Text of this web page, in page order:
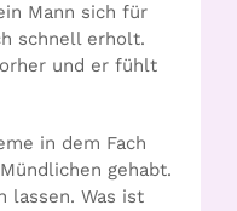
Mann sich für
schnell erholt.
und er fühlt
in dem Fach
gehabt.
lassen. Was ist